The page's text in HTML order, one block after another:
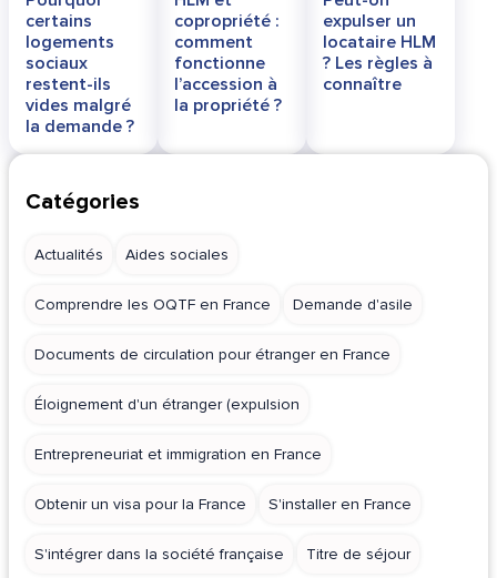
certains
logements
sociaux
restent-ils
vides malgré
la demande ?
copropriété :
comment
fonctionne
l’accession à
la propriété ?
expulser un
locataire HLM
? Les règles à
connaître
Catégories
Actualités Aides sociales
Comprendre les OQTF en France Demande d'asile
Documents de circulation pour étranger en France
Éloignement d'un étranger (expulsion
Entrepreneuriat et immigration en France
Obtenir un visa pour la France S'installer en France
S'intégrer dans la société française Titre de séjour